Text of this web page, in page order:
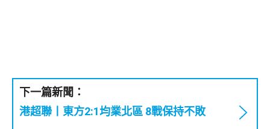
下一篇新聞：
港超聯丨東方2:1均業北區 8戰保持不敗